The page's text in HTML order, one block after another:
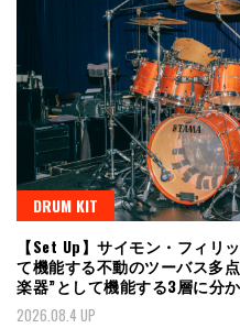
DRUM KIT
【Set Up】サイモン・フィリ
て機能する不動のツーバス多
楽器”として機能する3層に分
2026.08.4 UP